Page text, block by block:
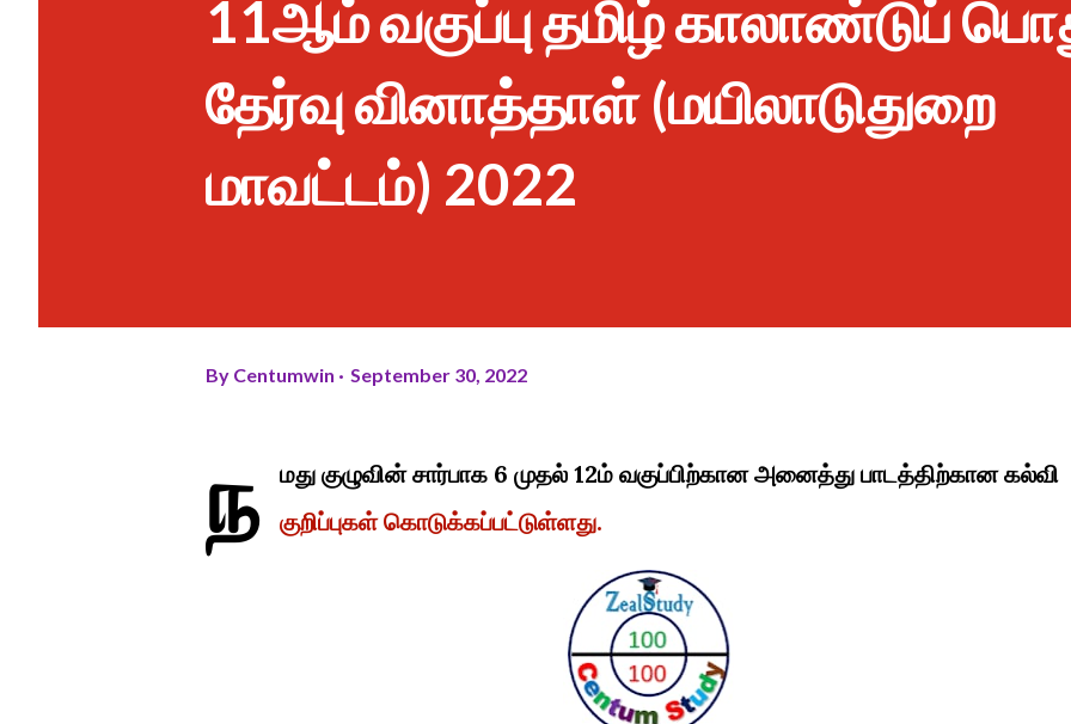
11ஆம் வகுப்பு தமிழ் காலாண்டுப்
தேர்வு வினாத்தாள் (மயிலாடுதுறை
மாவட்டம்) 2022
By Centumwin September 30, 2022
ந
மது குழுவின் சார்பாக 6 முதல் 12ம் வகுப்பிற்கான அனைத்து பாடத்திற்கான கல்வி
குறிப்புகள் கொடுக்கப்பட்டுள்ளது.